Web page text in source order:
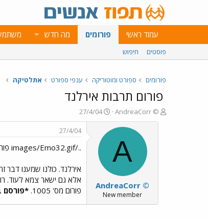
עמוד ראשי פורומים מה חדש
פוסטים חיפוש
פורומים ספורט ומוטוריקה ענפי ספורט אתלטיקה
פורום תרבות אירלנד
פ
ו
AndreaCorr ©
פ
ו
ס
ם
ב
ת
ר
ך
27/4/04
A
AndreaCorr ©
New member
27/4/04
../images/Emo32.gif פורום תרבות אירלנד ../images/Emo72.gif
אירלנד. כולנו שמענו
אלא גם ישאר צמא לעוד.
פורום מס' 1005.
*פורסם